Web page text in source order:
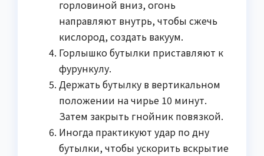
горловиной вниз, огонь
направляют внутрь, чтобы сжечь
кислород, создать вакуум.
Горлышко бутылки приставляют к
фурункулу.
Держать бутылку в вертикальном
положении на чирье 10 минут.
Затем закрыть гнойник повязкой.
Иногда практикуют удар по дну
бутылки, чтобы ускорить вскрытие